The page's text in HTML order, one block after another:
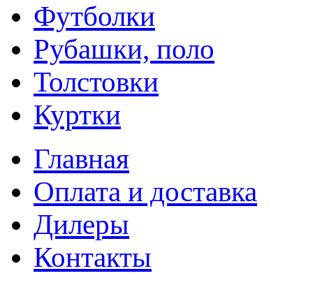
Футболки
Рубашки, поло
Толстовки
Куртки
Главная
Оплата и доставка
Дилеры
Контакты